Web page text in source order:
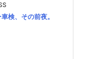
検、その前夜。